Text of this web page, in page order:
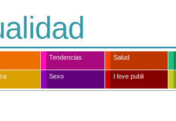
Tendencias Salud
Sexo I love publi